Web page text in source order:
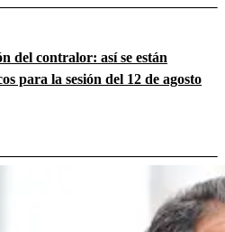
del contralor: así se están
para la sesión del 12 de agosto